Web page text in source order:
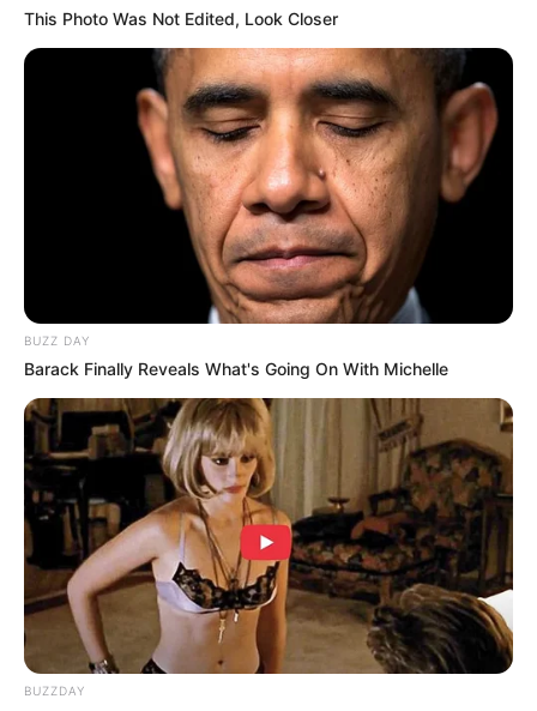
Citas a los 18: el
comienzo de las
historias que nunca
se olvidan
This Photo Was Not Edited, Look Closer
BUZZ DAY
Barack Finally Reveals What's Going On With Michelle
BUZZDAY